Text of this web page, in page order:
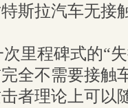
斯拉汽车无接
里程碑式的“
全不需要接触
理论上可以